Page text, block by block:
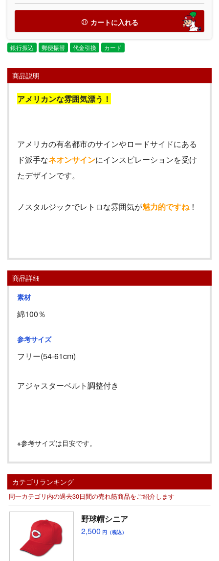
カートに入れる
銀行振込 郵便振替 代金引換 カード
商品説明
アメリカンな雰囲気漂う！
アメリカの有名都市のサインやロードサイドにある
ド派手なネオンサインにインスピレーションを受け
たデザインです。
ノスタルジックでレトロな雰囲気が魅力的ですね！
商品詳細
素材
綿100％
参考サイズ
フリー(54-61cm)
アジャスターベルト調整付き
※参考サイズは目安です。
カテゴリランキング
同一カテゴリ内の過去30日間の売れ筋商品をご紹介します
野球帽シニア
2,500 円（税込）